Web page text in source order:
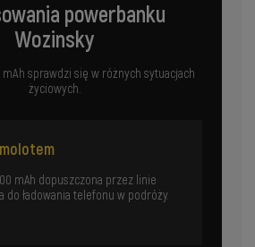
powerbanku
Wozinsky
mAh sprawdzi się w różnych sytuacjach
życiowych.
mAh dopuszczona przez linie
do ładowania telefonu w podróży.